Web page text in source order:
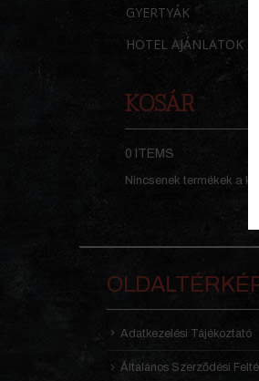
GYERTYÁK
HOTEL AJÁNLATOK
KOSÁR
0 ITEMS
Nincsenek termékek a
Adatkezelési Tájékoztató
Általános Szerződési